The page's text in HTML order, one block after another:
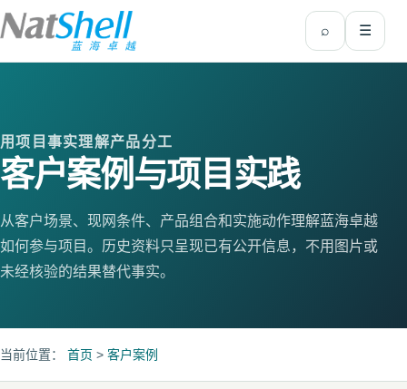
返回首页
⌕ ☰
用项目事实理解产品分工
客户案例与项目实践
从客户场景、现网条件、产品组合和实施动作理解蓝海卓越
如何参与项目。历史资料只呈现已有公开信息，不用图片或
未经核验的结果替代事实。
当前位置： 首页 > 客户案例